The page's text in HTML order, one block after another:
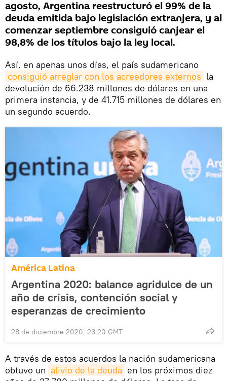
agosto, Argentina reestructuró el 99% de la
deuda emitida bajo legislación extranjera, y al
comenzar septiembre consiguió canjear el
98,8% de los títulos bajo la ley local.
Así, en apenas unos días, el país sudamericano
consiguió arreglar con los acreedores externos la
devolución de 66.238 millones de dólares en una
primera instancia, y de 41.715 millones de dólares en
un segundo acuerdo.
América Latina
Argentina 2020: balance agridulce de un
año de crisis, contención social y
esperanzas de crecimiento
28 de diciembre 2020, 23:20 GMT
A través de estos acuerdos la nación sudamericana
obtuvo un alivio de la deuda en los próximos diez